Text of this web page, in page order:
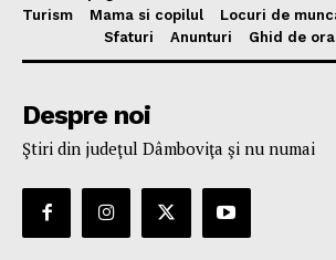
Turism
Mama si copilul Locuri de
Sfaturi
Anunturi Ghid de
Despre noi
Ştiri din judeţul Dâmboviţa şi nu numai